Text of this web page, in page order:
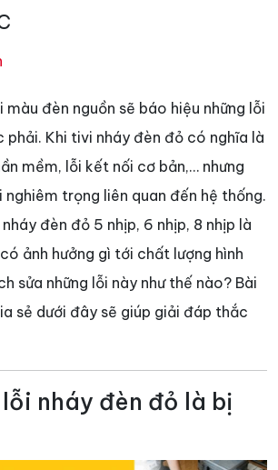
đèn nguồn sẽ báo hiệu những lỗi
phải. Khi tivi nháy đèn đỏ có nghĩa là
mềm, lỗi kết nối cơ bản,… nhưng
trọng liên quan đến hệ thống.
đèn đỏ 5 nhịp, 6 nhịp, 8 nhịp là
ảnh hưởng gì tới chất lượng hình
sửa những lỗi này như thế nào? Bài
sẻ dưới đây sẽ giúp giải đáp thắc
nháy đèn đỏ là bị